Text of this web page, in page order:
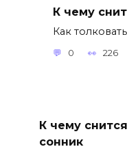
К чему
Как
0 226
К чему
сонник